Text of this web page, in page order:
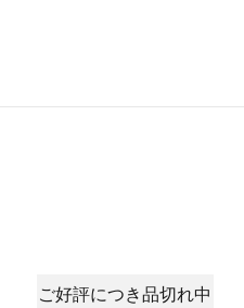
ご好評につき品切れ中